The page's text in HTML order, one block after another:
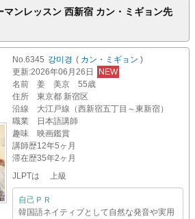
マンレッスン 西新宿 カン・ミギョン先
No.6345 강미경 ( カン・ミギョン )
更新:2026年06月26日
NEW
名前
姜 美京 55歳
住所
東京都 新宿区
沿線
大江戸線（西新宿五丁目～東新宿）
職業
日本語講師
趣味
映画鑑賞
講師歴12年5ヶ月
滞在歴35年2ヶ月
JLPTは 上級
自己ＰＲ
韓国語ネイティブとして自然な発音や実用